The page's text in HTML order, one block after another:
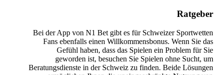
Ratgeber
Bei der App von N1 Bet gibt es für Schweizer Sportwetten
Fans ebenfalls einen Willkommensbonus. Wenn Sie das
Gefühl haben, dass das Spielen ein Problem für Sie
geworden ist, besuchen Sie Spielen ohne Sucht, um
Beratungsdienste in der Schweiz zu finden. Beide Lösungen